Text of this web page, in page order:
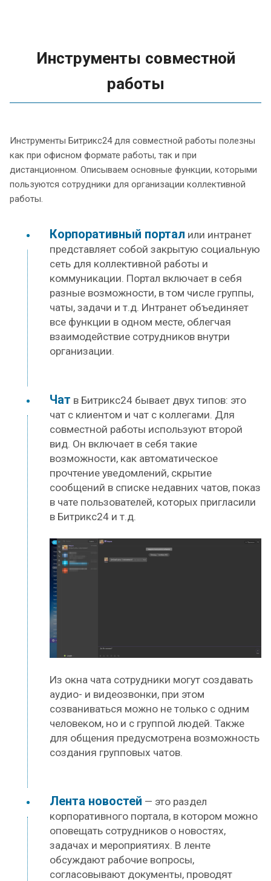
Инструменты совместной
работы
Инструменты Битрикс24 для совместной работы полезны
как при офисном формате работы, так и при
дистанционном. Описываем основные функции, которыми
пользуются сотрудники для организации коллективной
работы.
Корпоративный портал или интранет
представляет собой закрытую социальную
сеть для коллективной работы и
коммуникации. Портал включает в себя
разные возможности, в том числе группы,
чаты, задачи и т.д. Интранет объединяет
все функции в одном месте, облегчая
взаимодействие сотрудников внутри
организации.
Чат в Битрикс24 бывает двух типов: это
чат с клиентом и чат с коллегами. Для
совместной работы используют второй
вид. Он включает в себя такие
возможности, как автоматическое
прочтение уведомлений, скрытие
сообщений в списке недавних чатов, показ
в чате пользователей, которых пригласили
в Битрикс24 и т.д.
Из окна чата сотрудники могут создавать
аудио- и видеозвонки, при этом
созваниваться можно не только с одним
человеком, но и с группой людей. Также
для общения предусмотрена возможность
создания групповых чатов.
Лента новостей — это раздел
корпоративного портала, в котором можно
оповещать сотрудников о новостях,
задачах и мероприятиях. В ленте
обсуждают рабочие вопросы,
согласовывают документы, проводят